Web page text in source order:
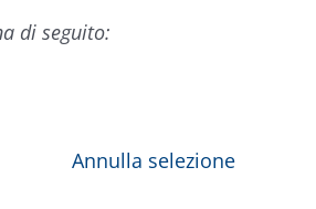
di seguito:
Annulla selezione